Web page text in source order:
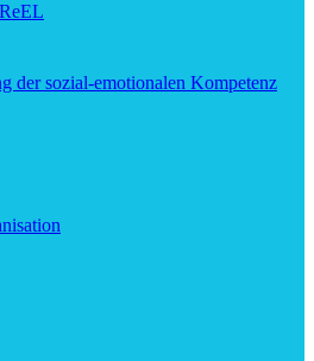
der sozial-emotionalen Kompetenz